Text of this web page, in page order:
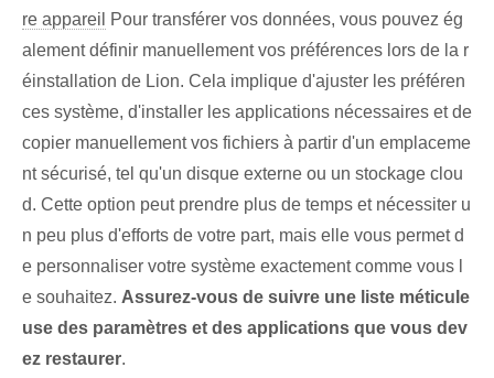
re appareil
Pour transférer vos données, vous pouvez ég
alement définir manuellement vos préférences lors de la r
éinstallation de Lion. Cela implique d'ajuster les préféren
ces système, d'installer les applications nécessaires et de
copier manuellement vos fichiers à partir d'un emplaceme
nt sécurisé, tel qu'un disque externe ou un stockage clou
d. Cette option peut prendre plus de temps et nécessiter u
n peu plus d'efforts de votre part, mais elle vous permet d
e personnaliser votre système⁢ exactement comme vous l
e souhaitez.⁤ Assurez-vous de suivre une liste méticule
use des paramètres et des applications que vous dev
ez restaurer.